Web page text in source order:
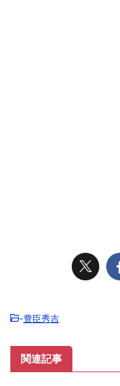
-豊臣秀吉
関連記事